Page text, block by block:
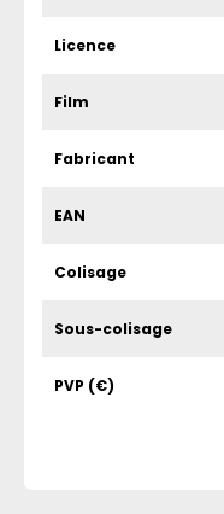
Licence
Film
Fabricant
EAN
Colisage
Sous-colisage
PVP (€)